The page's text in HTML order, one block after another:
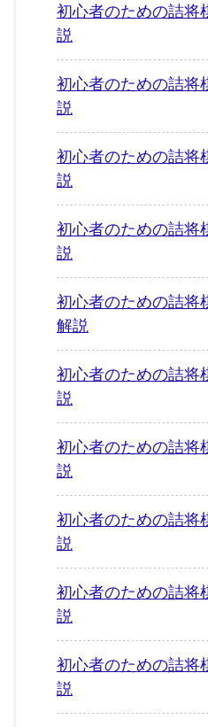
初心者のための詰
説
初心者のための詰
説
初心者のための詰
説
初心者のための詰
説
初心者のための詰
解説
初心者のための詰
説
初心者のための詰
説
初心者のための詰
説
初心者のための詰
説
初心者のための詰
説